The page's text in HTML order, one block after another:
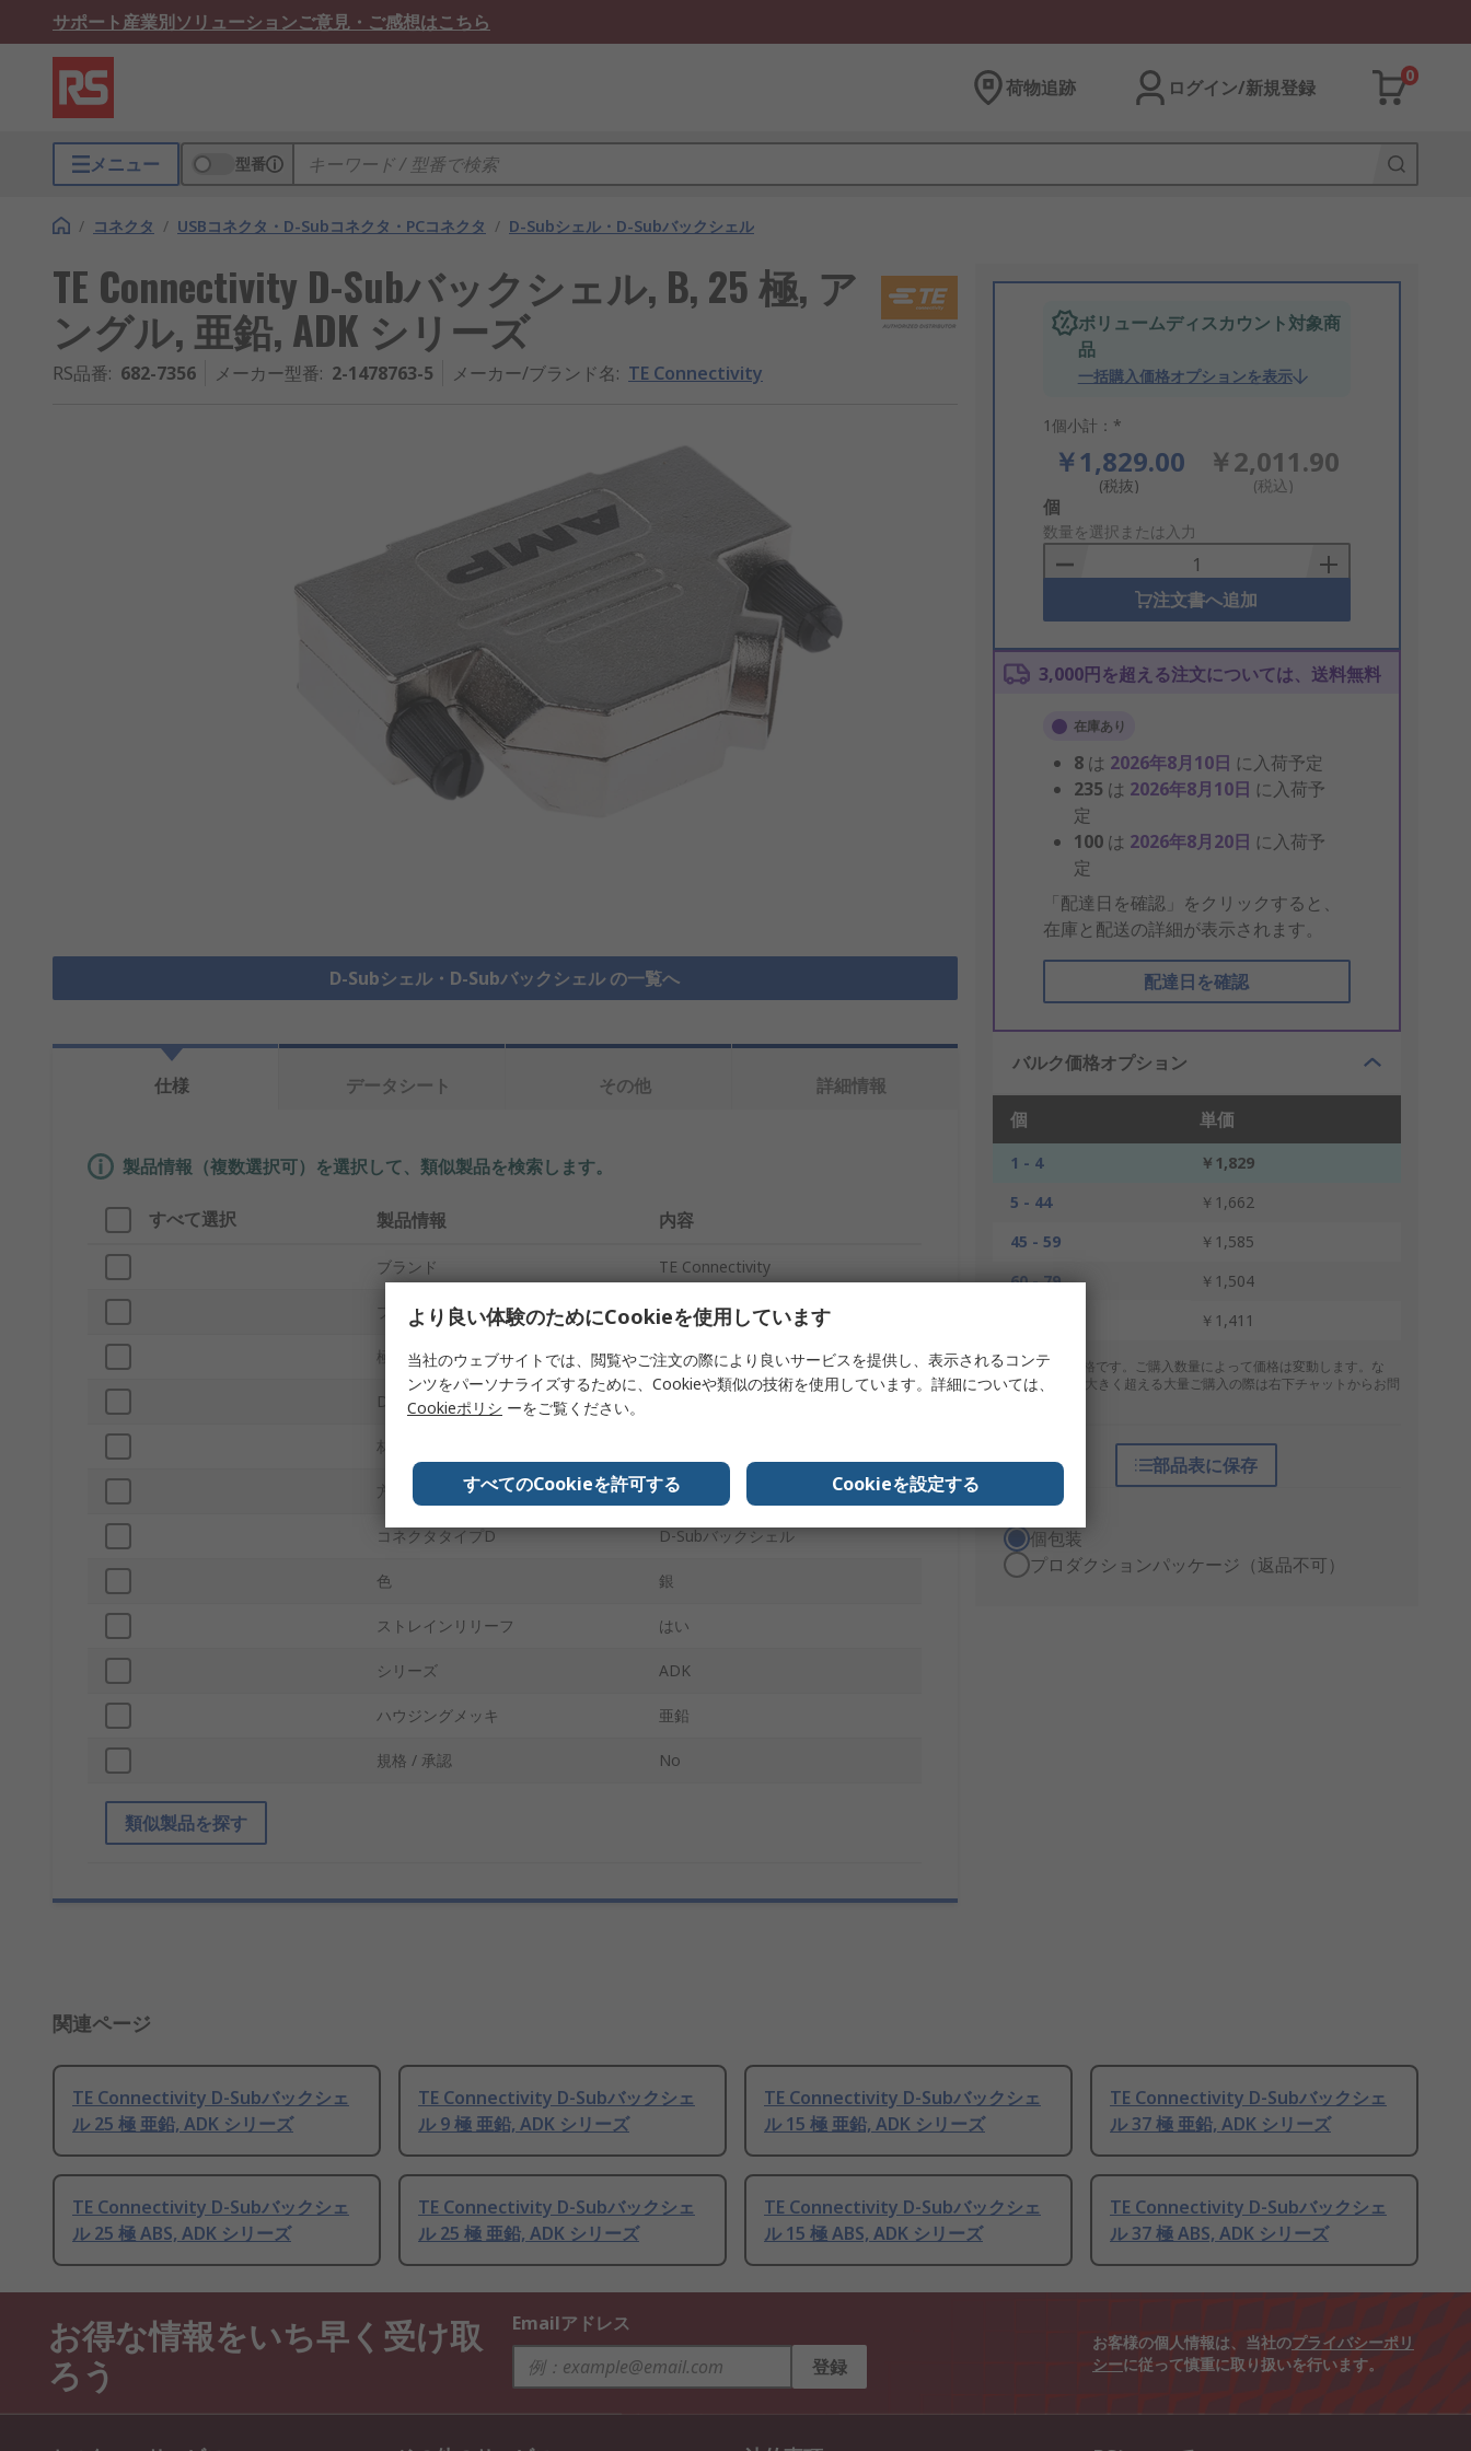
サポート産業別ソリューションご意見・ご感想はこちら
荷物追跡 ログイン/新規登録
0
メニュー 型番
/ コネクタ / USBコネクタ・D-Subコネクタ・PCコネクタ / D-Subシェル・D-Subバックシェル
TE Connectivity D-Subバックシェル, B, 25 極, ア
ングル, 亜鉛, ADK シリーズ
RS品番: 682-7356 メーカー型番: 2-1478763-5 メーカー/ブランド名: TE Connectivity
D-Subシェル・D-Subバックシェル の一覧へ
ボリュームディスカウント対象商
品
一括購入価格オプションを表示
1個小計：*
￥1,829.00
(税抜)
￥2,011.90
(税込)
Add
to
Basket
個
数量を選択または入力
注文書へ追加
3,000円を超える注文については、送料無料
在庫あり
8 は 2026年8月10日 に入荷予定
235 は 2026年8月10日 に入荷予
定
100 は 2026年8月20日 に入荷予
定
「配達日を確認」をクリックすると、
在庫と配送の詳細が表示されます。
配達日を確認
バルク価格オプション
個 単価
1 - 4
￥1,829
5 - 44
￥1,662
45 - 59
￥1,585
60 - 79
￥1,504
￥1,411
* 表示は参考価格です。ご購入数量によって価格は変動します。な
お、上記数量を大きく超える大量ご購入の際は右下チャットからお問
部品表に保存
梱包形態
個包装
プロダクションパッケージ（返品不可）
仕様 データシート その他 詳細情報
製品情報（複数選択可）を選択して、類似製品を検索します。
すべて選択 製品情報 内容
ブランド TE Connectivity
プロダクトタイプ D-Subバックシェル
極数 25
D-Subシェルサイズ
材質
方向 アングル
コネクタタイプD D-Subバックシェル
色 銀
ストレインリリーフ はい
シリーズ ADK
ハウジングメッキ 亜鉛
規格 / 承認 No
類似製品を探す
関連ページ
TE Connectivity D-Subバックシェ
ル 25 極 亜鉛, ADK シリーズ
TE Connectivity D-Subバックシェ
ル 9 極 亜鉛, ADK シリーズ
TE Connectivity D-Subバックシェ
ル 15 極 亜鉛, ADK シリーズ
TE Connectivity D-Subバックシェ
ル 37 極 亜鉛, ADK シリーズ
TE Connectivity D-Subバックシェ
ル 25 極 ABS, ADK シリーズ
TE Connectivity D-Subバックシェ
ル 25 極 亜鉛, ADK シリーズ
TE Connectivity D-Subバックシェ
ル 15 極 ABS, ADK シリーズ
TE Connectivity D-Subバックシェ
ル 37 極 ABS, ADK シリーズ
お得な情報をいち早く受け取
ろう
Emailアドレス
登録
お客様の個人情報は、当社のプライバシーポリ
シーに従って慎重に取り扱いを行います。
より良い体験のためにCookieを使用しています
当社のウェブサイトでは、閲覧やご注文の際により良いサービスを提供し、表示されるコンテ
ンツをパーソナライズするために、Cookieや類似の技術を使用しています。詳細については、
Cookieポリシ ーをご覧ください。
すべてのCookieを許可する Cookieを設定する